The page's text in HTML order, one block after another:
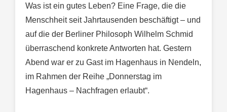
Was ist ein gutes Leben? Eine Frage, die die
Menschheit seit Jahrtausenden beschäftigt – und
auf die der Berliner Philosoph Wilhelm Schmid
überraschend konkrete Antworten hat. Gestern
Abend war er zu Gast im Hagenhaus in Nendeln,
im Rahmen der Reihe „Donnerstag im
Hagenhaus – Nachfragen erlaubt“.